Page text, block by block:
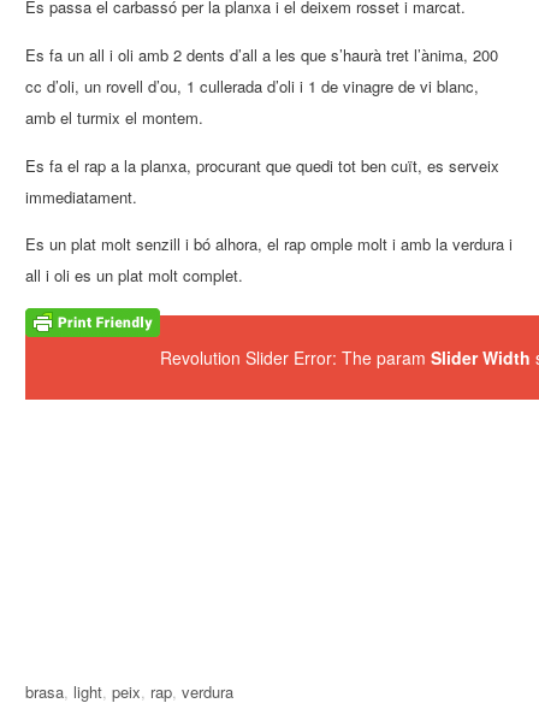
Es passa el carbassó per la planxa i el deixem rosset i marcat.
Es fa un all i oli amb 2 dents d’all a les que s’haurà tret l’ànima, 200
cc d’oli, un rovell d’ou, 1 cullerada d’oli i 1 de vinagre de vi blanc,
amb el turmix el montem.
Es fa el rap a la planxa, procurant que quedi tot ben cuït, es serveix
immediatament.
Es un plat molt senzill i bó alhora, el rap omple molt i amb la verdura i
all i oli es un plat molt complet.
Revolution Slider Error: The paramSlider Width
brasa, light,peix, rap,verdura